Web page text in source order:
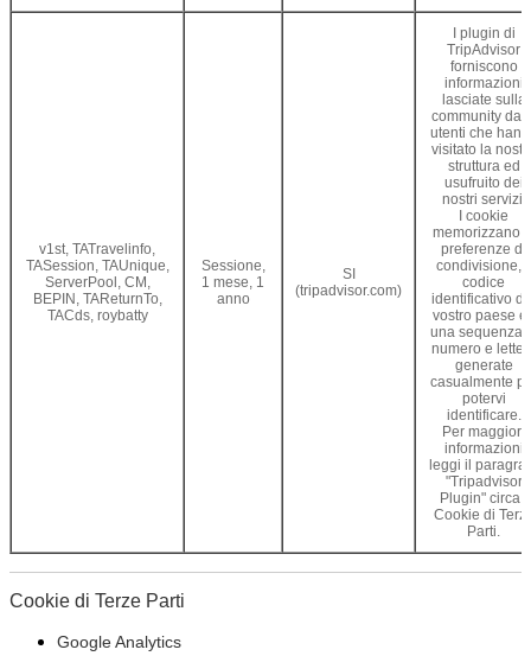
v1st, TATravelinfo,
TASession, TAUnique,
ServerPool, CM,
BEPIN, TAReturnTo,
TACds, roybatty
Sessione,
1 mese, 1
anno
SI
(tripadvisor.com)
I plugin di
TripAdvisor
forniscono
informazioni
lasciate sulla
community
utenti che
visitato la
struttura ed
usufruito dei
nostri servizi.
I cookie
memorizzano
preferenze di
condivisione, il
codice
identificativo
vostro paese
una sequenza
numero e
generate
casualmente
potervi
identificare.
Per maggiori
informazioni
leggi il
"Tripadvisor
Plugin" circa i
Cookie di
Parti.
Cookie di Terze Parti
Google Analytics